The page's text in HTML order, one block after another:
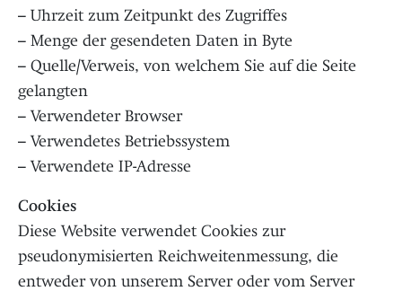
– Uhrzeit zum Zeitpunkt des Zugriffes
– Menge der gesendeten Daten in Byte
– Quelle/Verweis, von welchem Sie auf die Seite
gelangten
– Verwendeter Browser
– Verwendetes Betriebssystem
– Verwendete IP-Adresse
Cookies
Diese Website verwendet Cookies zur
pseudonymisierten Reichweitenmessung, die
entweder von unserem Server oder vom Server